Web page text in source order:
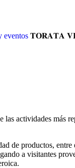
eventos 𝐓𝐎𝐑𝐀𝐓𝐀
actividades más
de productos, entre
a visitantes